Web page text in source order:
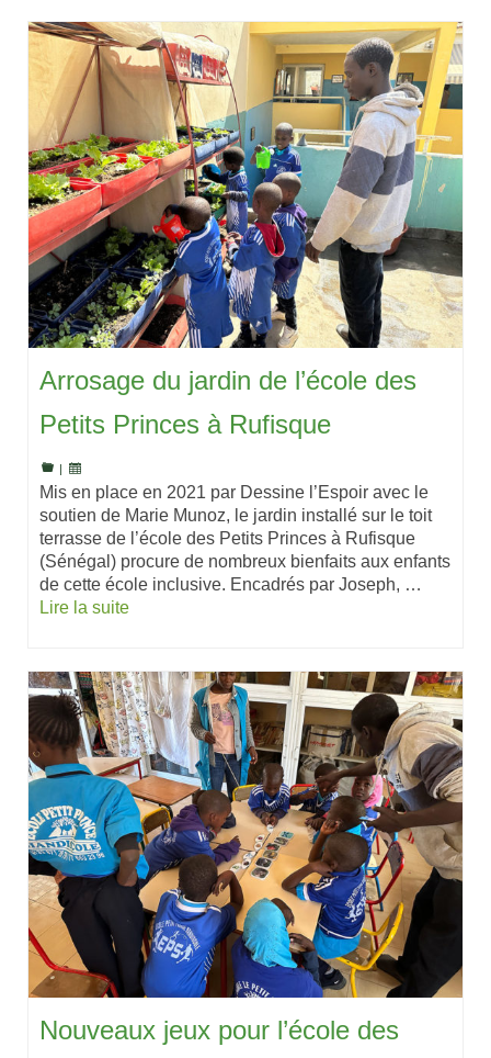
Arrosage du jardin de l’école des
Petits Princes à Rufisque
Mis en place en 2021 par Dessine l’Espoir avec le
soutien de Marie Munoz, le jardin installé sur le toit
terrasse de l’école des Petits Princes à Rufisque
(Sénégal) procure de nombreux bienfaits aux enfants
de cette école inclusive. Encadrés par Joseph, …
Lire la suite
Nouveaux jeux pour l’école des